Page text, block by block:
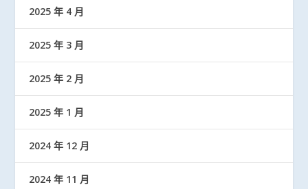
2025 年 4 月
2025 年 3 月
2025 年 2 月
2025 年 1 月
2024 年 12 月
2024 年 11 月